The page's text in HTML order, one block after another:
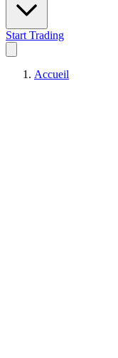
Start Trading
Accueil